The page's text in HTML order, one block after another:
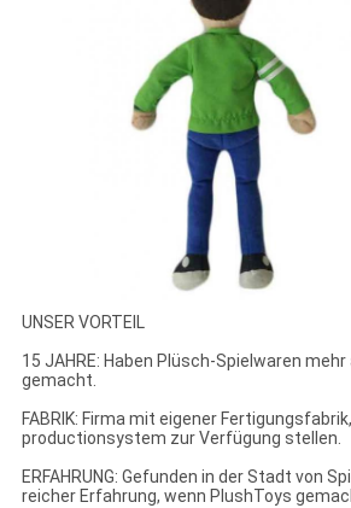
UNSER VORTEIL
15 JAHRE: Haben Plüsch-Spielwaren
gemacht.
FABRIK: Firma mit eigener
productionsystem zur Verfügung stellen.
ERFAHRUNG: Gefunden in der Stadt von
reicher Erfahrung, wenn PlushToys